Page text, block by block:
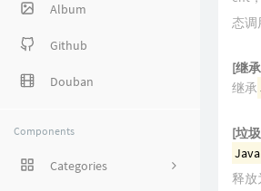
Album
Github
Douban
Components
Categories
态调
[继
继承
[垃
Java
释放